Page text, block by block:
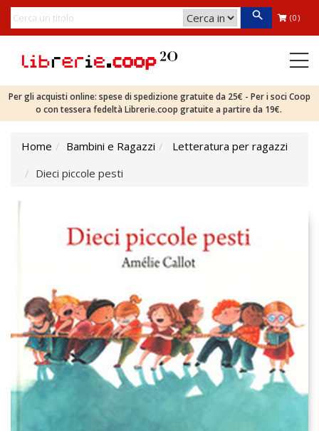
(0)
Per gli acquisti online: spese di spedizione gratuite da 25€ - Per i soci Coop
o con tessera fedeltà Librerie.coop gratuite a partire da 19€.
Home Bambini e Ragazzi
Letteratura per ragazzi
Dieci piccole pesti